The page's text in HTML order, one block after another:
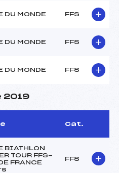
DU MONDE FFS
DU MONDE FFS
DU MONDE FFS
2019
Cat.
BIATHLON
TOUR FFS-
FRANCE
FFS